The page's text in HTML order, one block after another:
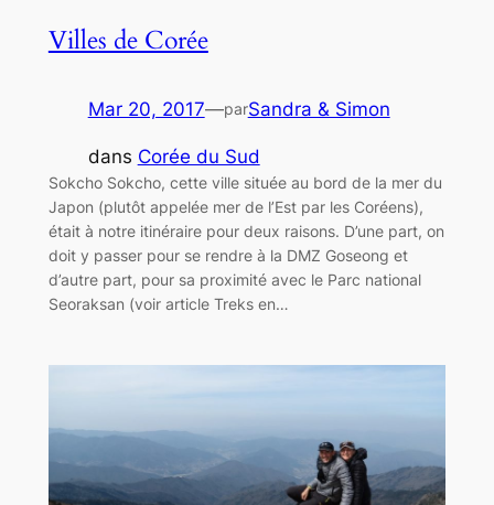
Villes de Corée
Mar 20, 2017—parSandra & Simon
dans Corée du Sud
Sokcho Sokcho, cette ville située au bord de la mer du
Japon (plutôt appelée mer de l’Est par les Coréens),
était à notre itinéraire pour deux raisons. D’une part, on
doit y passer pour se rendre à la DMZ Goseong et
d’autre part, pour sa proximité avec le Parc national
Seoraksan (voir article Treks en…